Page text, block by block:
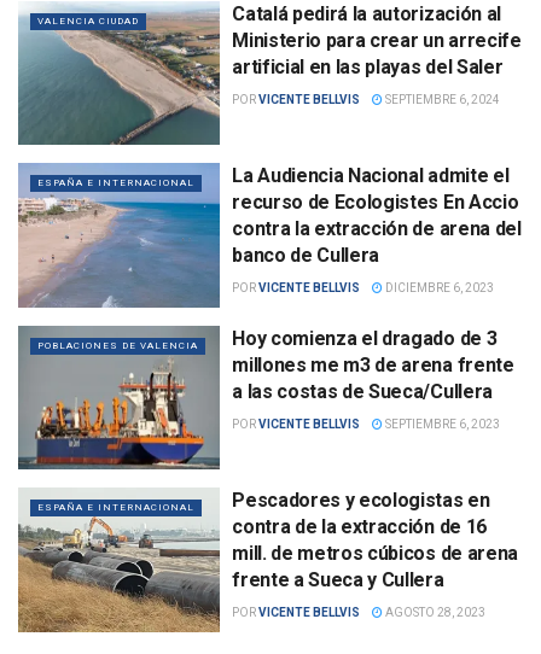
VALENCIA CIUDAD
Catalá pedirá la autorización al
Ministerio para crear un arrecife
artificial en las playas del Saler
PORVICENTE BELLVIS SEPTIEMBRE 6, 2024
ESPAÑA E INTERNACIONAL
La Audiencia Nacional admite el
recurso de Ecologistes En Accio
contra la extracción de arena del
banco de Cullera
PORVICENTE BELLVIS DICIEMBRE 6, 2023
POBLACIONES DE VALENCIA
Hoy comienza el dragado de 3
millones me m3 de arena frente
a las costas de Sueca/Cullera
PORVICENTE BELLVIS SEPTIEMBRE 6, 2023
ESPAÑA E INTERNACIONAL
Pescadores y ecologistas en
contra de la extracción de 16
mill. de metros cúbicos de arena
frente a Sueca y Cullera
PORVICENTE BELLVIS AGOSTO 28, 2023